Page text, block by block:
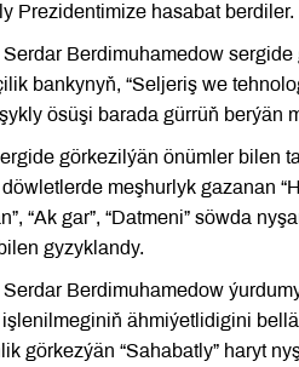
Prezidentimize hasabat
Berdimuhamedow
bankynyň, “Seljeriş we
ösüşi barada gürrüň berýän
görkezilýän önümler bilen
meşhurlyk gazanan
“Ak gar”, “Datmeni” söwda
gyzyklandy.
Berdimuhamedow
ähmiýetlidigini
görkezýän “Sahabatly” haryt